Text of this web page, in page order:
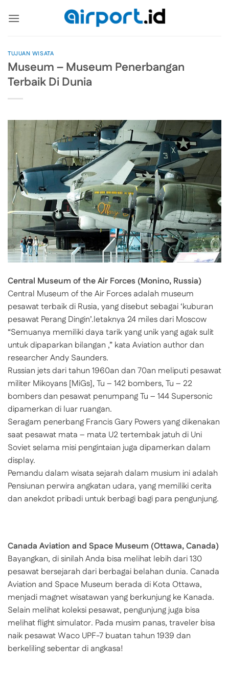
TUJUAN WISATA
Museum – Museum Penerbangan
Terbaik Di Dunia
Central Museum of the Air Forces (Monino, Russia)
Central Museum of the Air Forces adalah museum
pesawat terbaik di Rusia, yang disebut sebagai ‘kuburan
pesawat Perang Dingin’.letaknya 24 miles dari Moscow
“Semuanya memiliki daya tarik yang unik yang agak sulit
untuk dipaparkan bilangan ,” kata Aviation author dan
researcher Andy Saunders.
Russian jets dari tahun 1960an dan 70an meliputi pesawat
militer Mikoyans [MiGs], Tu – 142 bombers, Tu – 22
bombers dan pesawat penumpang Tu – 144 Supersonic
dipamerkan di luar ruangan.
Seragam penerbang Francis Gary Powers yang dikenakan
saat pesawat mata – mata U2 tertembak jatuh di Uni
Soviet selama misi pengintaian juga dipamerkan dalam
display.
Pemandu dalam wisata sejarah dalam musium ini adalah
Pensiunan perwira angkatan udara, yang memiliki cerita
dan anekdot pribadi untuk berbagi bagi para pengunjung.
Canada Aviation and Space Museum (Ottawa, Canada)
Bayangkan, di sinilah Anda bisa melihat lebih dari 130
pesawat bersejarah dari berbagai belahan dunia. Canada
Aviation and Space Museum berada di Kota Ottawa,
menjadi magnet wisatawan yang berkunjung ke Kanada.
Selain melihat koleksi pesawat, pengunjung juga bisa
melihat flight simulator. Pada musim panas, traveler bisa
naik pesawat Waco UPF-7 buatan tahun 1939 dan
berkeliling sebentar di angkasa!